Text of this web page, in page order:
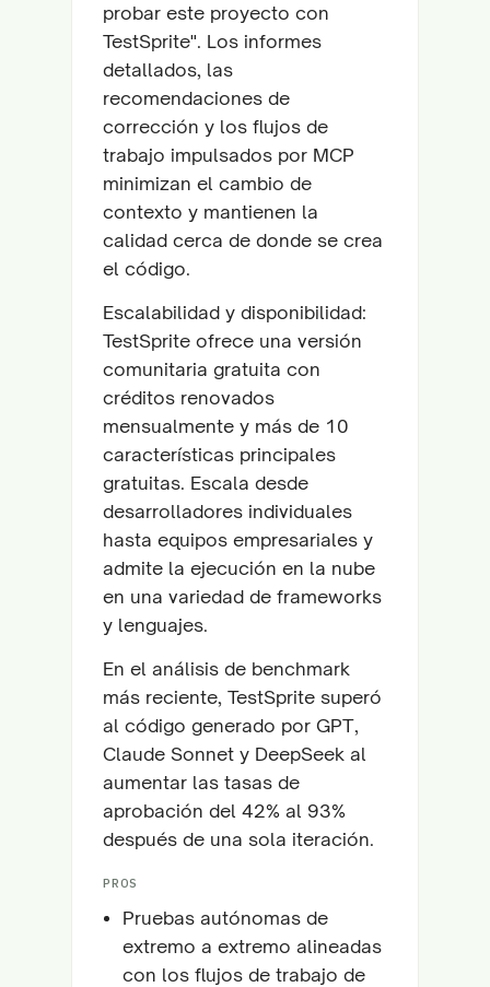
probar este proyecto con
TestSprite". Los informes
detallados, las
recomendaciones de
corrección y los flujos de
trabajo impulsados por MCP
minimizan el cambio de
contexto y mantienen la
calidad cerca de donde se crea
el código.
Escalabilidad y disponibilidad:
TestSprite ofrece una versión
comunitaria gratuita con
créditos renovados
mensualmente y más de 10
características principales
gratuitas. Escala desde
desarrolladores individuales
hasta equipos empresariales y
admite la ejecución en la nube
en una variedad de frameworks
y lenguajes.
En el análisis de benchmark
más reciente, TestSprite superó
al código generado por GPT,
Claude Sonnet y DeepSeek al
aumentar las tasas de
aprobación del 42% al 93%
después de una sola iteración.
PROS
Pruebas autónomas de
extremo a extremo alineadas
con los flujos de trabajo de